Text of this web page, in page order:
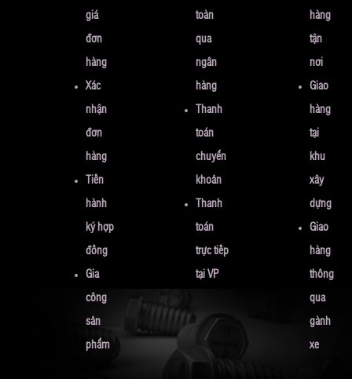
giá
đơn
hàng
Xác
nhận
đơn
hàng
Tiến
hành
ký hợp
đồng
Gia
công
sản
phẩm
toàn
qua
ngân
hàng
Thanh
toán
chuyển
khoản
Thanh
toán
trực tiếp
tại VP
hàng
tận
nơi
Giao
hàng
tại
khu
xây
dựng
Giao
hàng
thông
qua
gành
xe